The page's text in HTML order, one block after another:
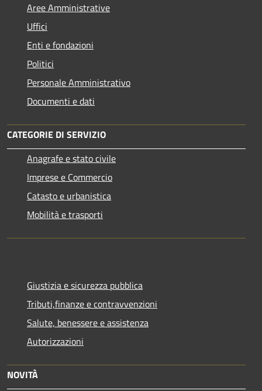
Aree Amministrative
Uffici
Enti e fondazioni
Politici
Personale Amministrativo
Documenti e dati
CATEGORIE DI SERVIZIO
Anagrafe e stato civile
Imprese e Commercio
Catasto e urbanistica
Mobilità e trasporti
Giustizia e sicurezza pubblica
Tributi,finanze e contravvenzioni
Salute, benessere e assistenza
Autorizzazioni
NOVITÀ